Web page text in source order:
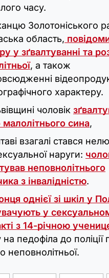
часу.
Золотоніського
область,
у зґвалтуванні та
, а також
характеру.
чоловік
малолітнього сина,
взагалі стався
наруги:
неповнолітнього
з інвалідністю.
однієї зі шкіл у
у
з 14-річною
на педофіла до поліції
неповнолітньої.